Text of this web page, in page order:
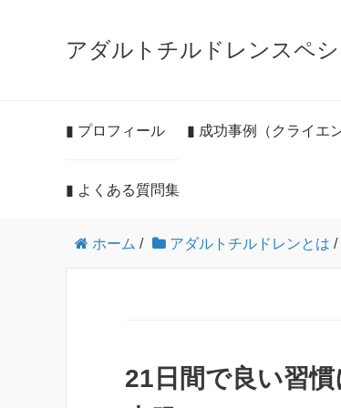
アダルトチルドレンスペ
▮ プロフィール ▮ 成功事例（クライエ
▮ よくある質問集
ホーム / アダルトチルドレンとは /
21日間で良い習